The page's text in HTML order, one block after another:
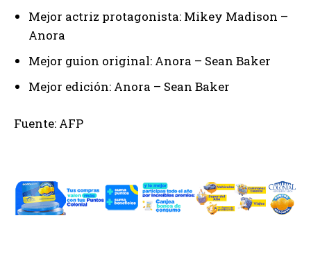
Mejor actriz protagonista: Mikey Madison –
Anora
Mejor guion original: Anora – Sean Baker
Mejor edición: Anora – Sean Baker
Fuente: AFP